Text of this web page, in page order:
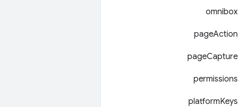
omnibox
pageAction
pageCapture
permissions
platformKeys